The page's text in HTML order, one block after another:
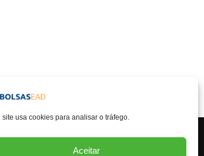
site usa cookies para analisar o tráfego.
Aceitar